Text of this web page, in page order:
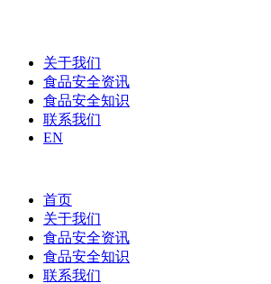
关于我们
食品安全资讯
食品安全知识
联系我们
EN
首页
关于我们
食品安全资讯
食品安全知识
联系我们